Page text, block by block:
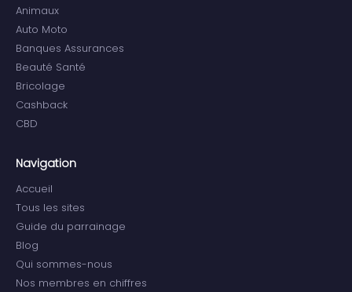
Animaux
Auto Moto
Banques Assurances
Beauté Santé
Bricolage
Cashback
CBD
Navigation
Accueil
Tous les sites
Guide du parrainage
Blog
Qui sommes-nous
Nos membres en chiffres